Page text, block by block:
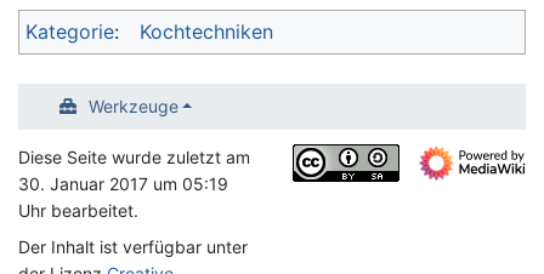
Kategorie: Kochtechniken
Werkzeuge
Diese Seite wurde zuletzt am
30. Januar 2017 um 05:19
Uhr bearbeitet.
Der Inhalt ist verfügbar unter